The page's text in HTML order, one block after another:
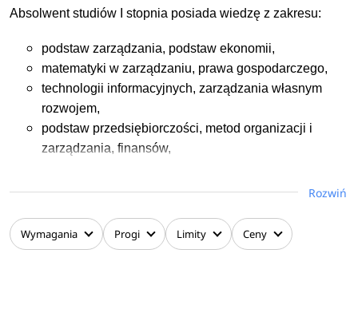
autorskiego, prognozowania i symulacji komputerowej,
ekonometrii wielowymiarowej, zarządzania ryzykiem,
modelowania rynków finansowych, programowania
urządzeń mobilnych, hurtowni danych, języka obcego,
prowadzenia badań naukowych w informatyce i
ekonometrii.
Absolwent studiów I stopnia posiada wiedzę z zakresu:
podstaw zarządzania, podstaw ekonomii,
matematyki w zarządzaniu, prawa gospodarczego,
technologii informacyjnych, zarządzania własnym
rozwojem,
podstaw przedsiębiorczości, metod organizacji i
zarządzania, finansów,
matematyki w ekonomii, marketingu, rachunkowości,
zarządzania operacyjnego, zarządzania zasobami
ludzkimi,
Rozwiń
Wymagania Progi Limity Ceny